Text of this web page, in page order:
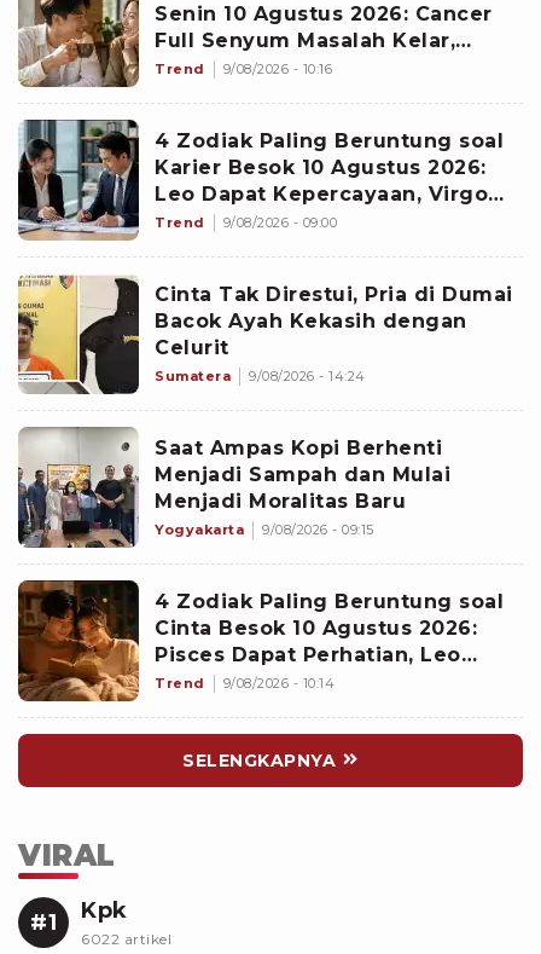
Senin 10 Agustus 2026: Cancer
Full Senyum Masalah Kelar,
Scorpio Awas Terprovokasi
Trend 9/08/2026 - 10:16
4 Zodiak Paling Beruntung soal
Karier Besok 10 Agustus 2026:
Leo Dapat Kepercayaan, Virgo
Makin Diperhitungkan
Trend 9/08/2026 - 09:00
Cinta Tak Direstui, Pria di Dumai
Bacok Ayah Kekasih dengan
Celurit
Sumatera 9/08/2026 - 14:24
Saat Ampas Kopi Berhenti
Menjadi Sampah dan Mulai
Menjadi Moralitas Baru
Yogyakarta 9/08/2026 - 09:15
4 Zodiak Paling Beruntung soal
Cinta Besok 10 Agustus 2026:
Pisces Dapat Perhatian, Leo
Makin Dekat dengan Si Dia
Trend 9/08/2026 - 10:14
SELENGKAPNYA
VIRAL
#1 Kpk
6022 artikel